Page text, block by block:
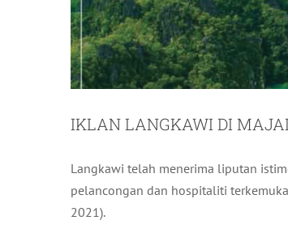
IKLAN LANGKAWI DI
Langkawi telah menerima liputan
pelancongan dan hospitaliti
2021).